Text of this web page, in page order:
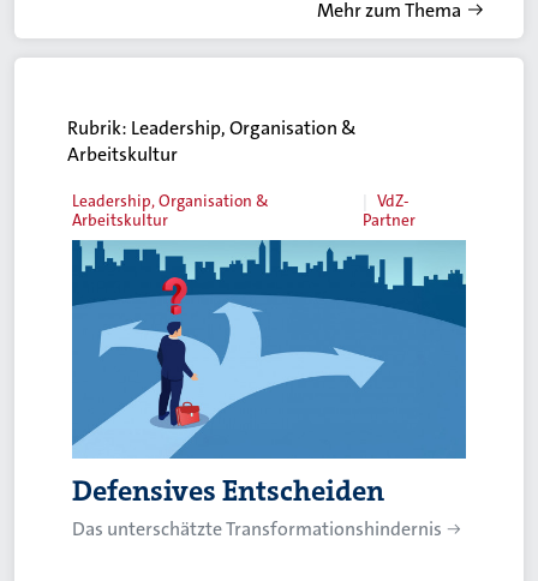
Mehr zum Thema
Rubrik: Leadership, Organisation &
Arbeitskultur
Leadership, Organisation &
Arbeitskultur
VdZ-
Partner
Defensives Entscheiden
Das unterschätzte Transformationshindernis